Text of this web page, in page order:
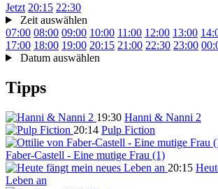
Jetzt 20:15 22:30
Zeit auswählen
07:00 08:00 09:00 10:00 11:00 12:00 13:00
17:00 18:00 19:00 20:15 21:00 22:30 23:00
Datum auswählen
Tipps
19:30 Hanni & Nanni 2
20:14 Pulp Fiction
Faber-Castell - Eine mutige Frau (1)
20:15
Leben an